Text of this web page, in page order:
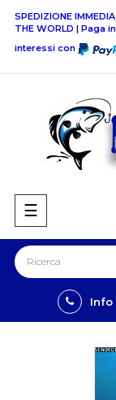
SPEDIZIONE
THE WORLD | Paga
interessi con
navigazione
Toggle
☰
Info